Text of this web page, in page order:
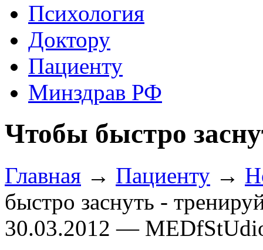
Психология
Доктору
Пациенту
Минздрав РФ
Чтобы быстро
Главная → Пациенту →
быстро заснуть -
30.03.2012 —